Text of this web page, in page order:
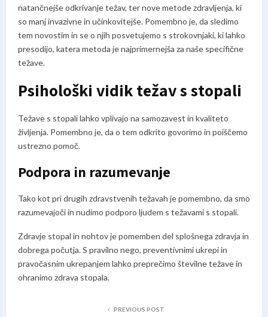
natančnejše odkrivanje težav, ter nove metode zdravljenja, ki
so manj invazivne in učinkovitejše. Pomembno je, da sledimo
tem novostim in se o njih posvetujemo s strokovnjaki, ki lahko
presodijo, katera metoda je najprimernejša za naše specifične
težave.
Psihološki vidik težav s stopali
Težave s stopali lahko vplivajo na samozavest in kvaliteto
življenja. Pomembno je, da o tem odkrito govorimo in poiščemo
ustrezno pomoč.
Podpora in razumevanje
Tako kot pri drugih zdravstvenih težavah je pomembno, da smo
razumevajoči in nudimo podporo ljudem s težavami s stopali.
Zdravje stopal in nohtov je pomemben del splošnega zdravja in
dobrega počutja. S pravilno nego, preventivnimi ukrepi in
pravočasnim ukrepanjem lahko preprečimo številne težave in
ohranimo zdrava stopala.
PREVIOUS POST